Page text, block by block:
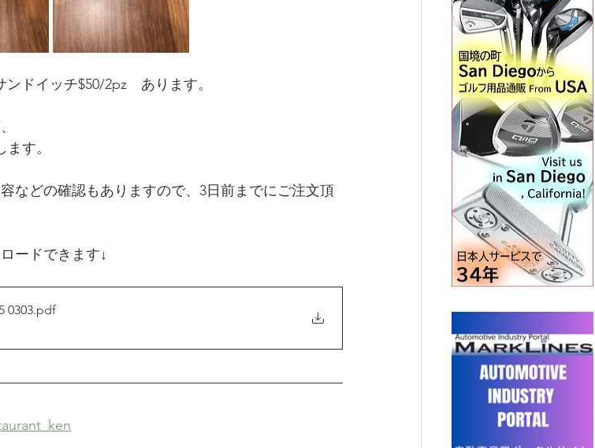
ドイッチ$50/2pz　あります。
す。
などの確認もありますので、3日前までにご注文頂
ードできます↓
0303.pdf